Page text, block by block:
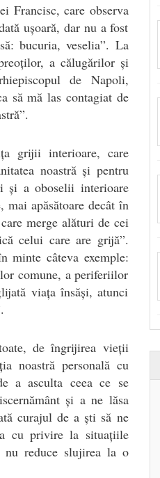
Francisc, care observa
ușoară, dar nu a fost
bucuria, veselia”. La
a călugărilor și
de Napoli,
să mă las contagiat de
grijii interioare, care
noastră și pentru
și a oboselii interioare
mai apăsătoare decât în
merge alături de cei
celui care are grijă”.
minte câteva exemple:
comune, a periferiilor
viața însăși, atunci
de îngrijirea vieții
noastră personală cu
a asculta ceea ce se
și a ne lăsa
curajul de a ști să ne
cu privire la situațiile
nu reduce slujirea la o